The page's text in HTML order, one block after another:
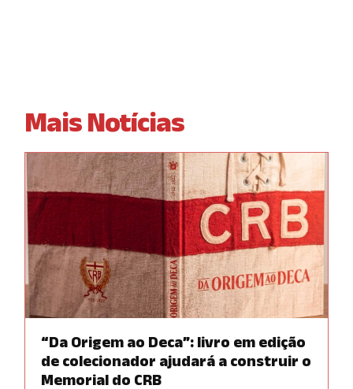
Mais Notícias
“Da Origem ao Deca”: livro em edição
de colecionador ajudará a construir o
Memorial do CRB